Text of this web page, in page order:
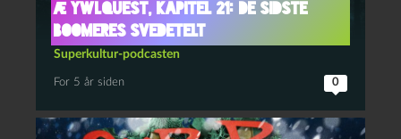
Æ YwlQuest, kapitel 21: De sidste
boomeres svedetelt
Superkultur-podcasten
For 5 år siden 0